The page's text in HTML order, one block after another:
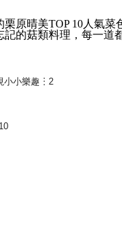
栗原晴美TOP 10人氣
的菇類料理，每一道
小小樂趣︙2